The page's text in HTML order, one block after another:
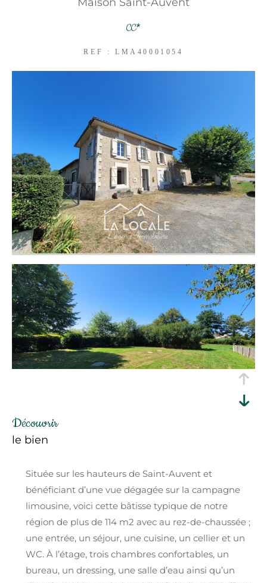
CC*
REF : LMA40001054
découvrir
le bien
Située sur les hauteurs de Saint-Auvent et
bénéficiant d’une vue dégagée sur la campagne
limousine, voici cette bâtisse typique de notre
région de plus de 114 m2 avec au rez-de-chaussée ;
une entrée, un séjour, une cuisine, un cellier et un
WC. À l’étage, trois chambres confortables, un
bureau, un dressing, une salle d’eau ainsi qu’un
FILTRER PAR
COUPS DE COEUR
RECHERCHER